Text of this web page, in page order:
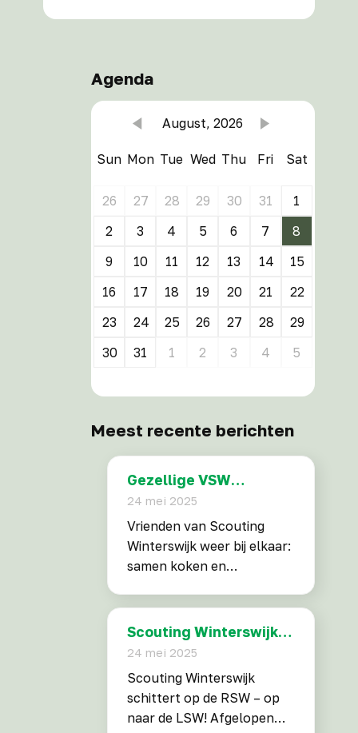
Agenda
August, 2026
Sun Mon Tue Wed Thu Fri Sat
26 27 28 29 30 31
1
2
3 4 5 6 7
8
9
10 11 12 13 14
15
16
17 18 19 20 21
22
23
24 25 26 27 28
29
30
31 1 2 3 4 5
Meest recente berichten
Gezellige VSW
bijeenkomst
24 mei 2025
Vrienden van Scouting
Winterswijk weer bij elkaar:
samen koken en
paar jaar zonder
gezamenlijke activiteiten
kwamen de Vrienden van
afgelopen maand eindelijk
weer bij elkaar. En hoe! In
een gezellige en
Scouting Winterswijk
schittert op de RSW
24 mei 2025
Scouting Winterswijk
schittert op de RSW – op
naar de LSW! Afgelopen